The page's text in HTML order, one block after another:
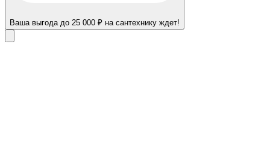
Ваша выгода до 25 000 ₽ на сантехнику ждет!